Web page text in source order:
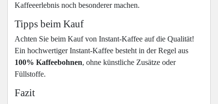
Kaffeeerlebnis noch besonderer machen.
Tipps beim Kauf
Achten Sie beim Kauf von Instant-Kaffee auf die Qualität!
Ein hochwertiger Instant-Kaffee besteht in der Regel aus
100% Kaffeebohnen, ohne künstliche Zusätze oder
Füllstoffe.
Fazit